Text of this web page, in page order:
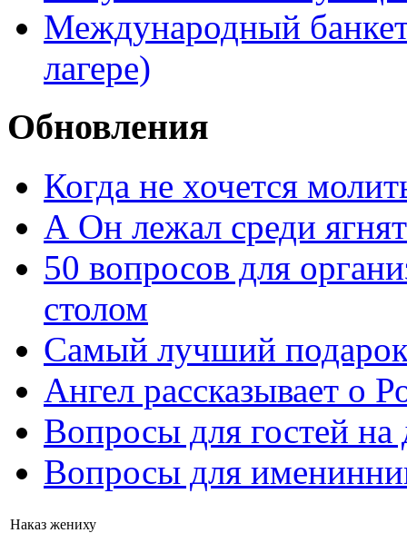
Международный
лагере)
Обновления
Когда не хочется
А Он лежал среди ягнят
50 вопросов для
столом
Самый лучший
Ангел рассказывает о
Вопросы для гостей
Вопросы для
Наказ жениху